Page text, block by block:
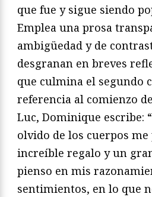
que fue y sigue siendo
Emplea una prosa
ambigüedad y de
desgranan en breves
que culmina el segundo
referencia al comienzo
Luc, Dominique escribe:
olvido de los cuerpos me
increíble regalo y un
pienso en mis
sentimientos, en lo que